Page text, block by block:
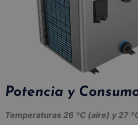
Potencia y
Temperaturas 26 ºC (aire) y 27